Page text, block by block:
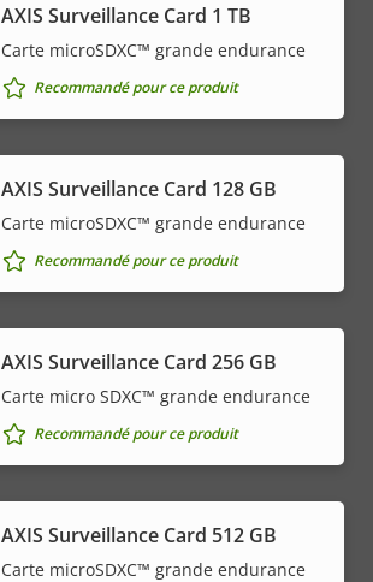
AXIS Surveillance Card 1 TB
Carte microSDXC™ grande endurance
Recommandé pour ce produit
AXIS Surveillance Card 128 GB
Carte microSDXC™ grande endurance
Recommandé pour ce produit
AXIS Surveillance Card 256 GB
Carte micro SDXC™ grande endurance
Recommandé pour ce produit
AXIS Surveillance Card 512 GB
Carte microSDXC™ grande endurance